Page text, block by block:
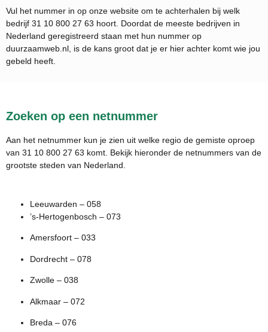
Vul het nummer in op onze website om te achterhalen bij welk
bedrijf 31 10 800 27 63 hoort. Doordat de meeste bedrijven in
Nederland geregistreerd staan met hun nummer op
duurzaamweb.nl, is de kans groot dat je er hier achter komt wie jou
gebeld heeft.
Zoeken op een netnummer
Aan het netnummer kun je zien uit welke regio de gemiste oproep
van 31 10 800 27 63 komt. Bekijk hieronder de netnummers van de
grootste steden van Nederland.
Leeuwarden – 058
’s-Hertogenbosch – 073
Amersfoort – 033
Dordrecht – 078
Zwolle – 038
Alkmaar – 072
Breda – 076